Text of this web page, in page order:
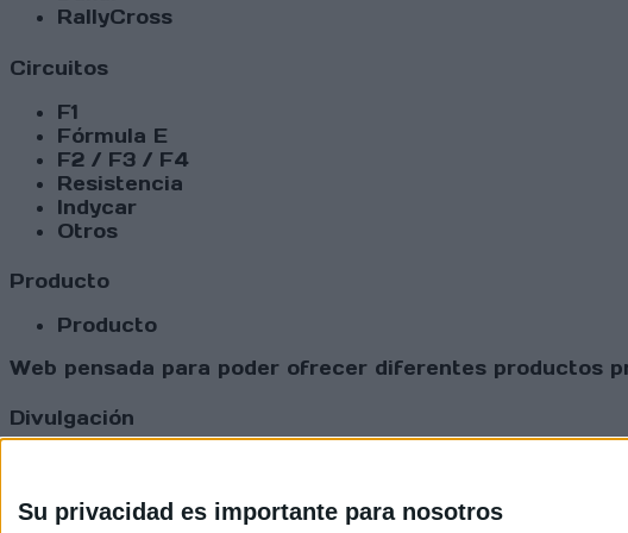
Su privacidad es importante para nosotros
RallyCross
Circuitos
F1
Fórmula E
F2 / F3 / F4
Resistencia
Indycar
Otros
Producto
Producto
Web pensada para poder ofrecer diferentes productos
Divulgación
Comunicados